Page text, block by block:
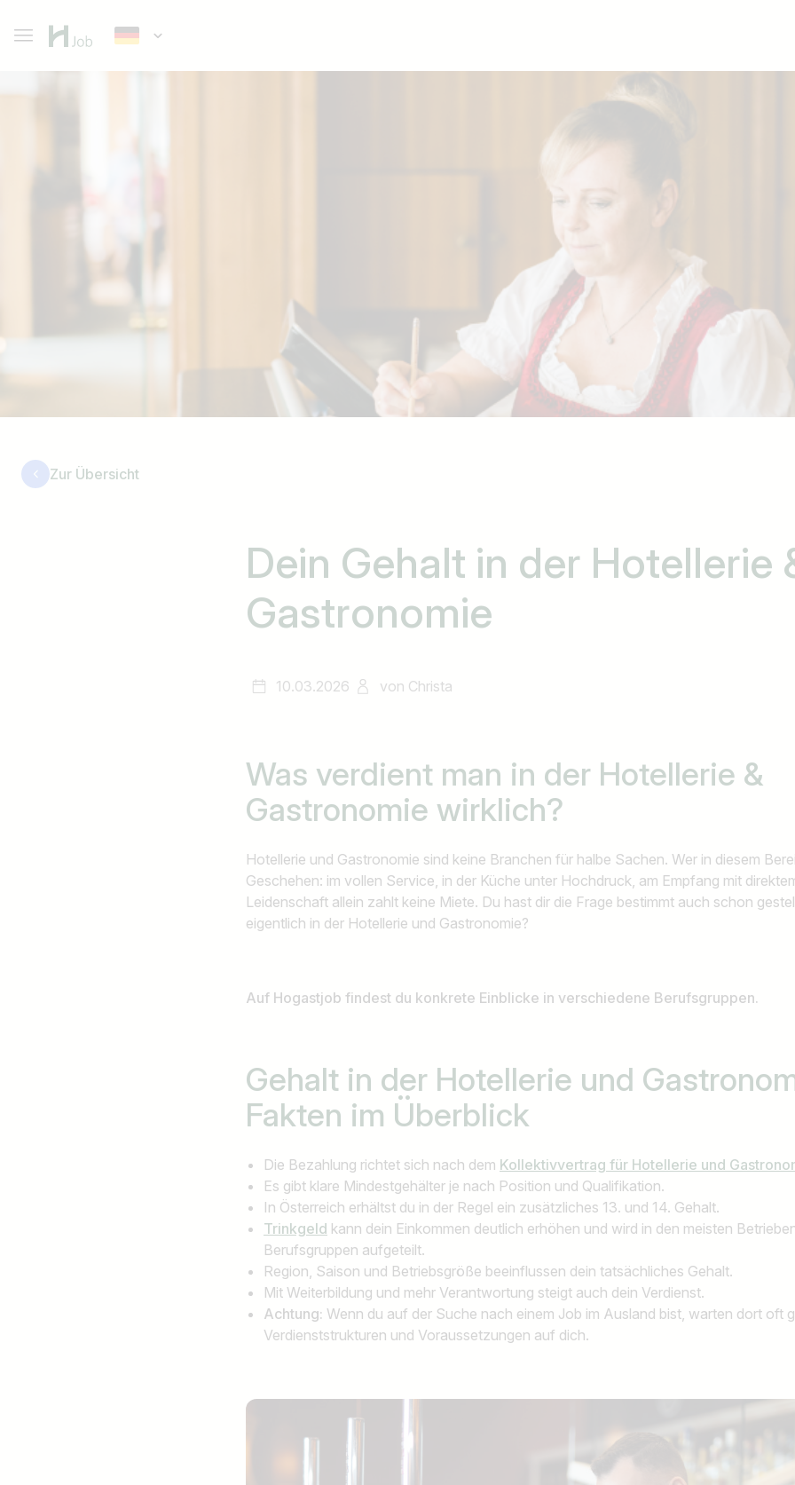
Zur Übersicht
Dein Gehalt in der Hotellerie
Gastronomie
10.03.2026 von Christa
Was verdient man in der Hotellerie &
Gastronomie wirklich?
Hotellerie und Gastronomie sind keine Branchen für halbe Sachen. Wer in diesem
Geschehen: im vollen Service, in der Küche unter Hochdruck, am Empfang mit
Leidenschaft allein zahlt keine Miete. Du hast dir die Frage bestimmt auch schon
eigentlich in der Hotellerie und Gastronomie?
Auf Hogastjob findest du konkrete Einblicke in verschiedene Berufsgruppen.
Gehalt in der Hotellerie und
Fakten im Überblick
Die Bezahlung richtet sich nach dem Kollektivvertrag für Hotellerie und
Es gibt klare Mindestgehälter je nach Position und Qualifikation.
In Österreich erhältst du in der Regel ein zusätzliches 13. und 14. Gehalt.
Trinkgeld kann dein Einkommen deutlich erhöhen und wird in den meisten
Berufsgruppen aufgeteilt.
Region, Saison und Betriebsgröße beeinflussen dein tatsächliches Gehalt.
Mit Weiterbildung und mehr Verantwortung steigt auch dein Verdienst.
Achtung: Wenn du auf der Suche nach einem Job im Ausland bist, warten dort oft
Verdienststrukturen und Voraussetzungen auf dich.